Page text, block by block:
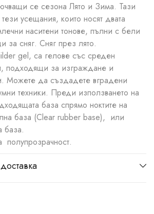
се сезона Лято и Зима. Тази
усещания, които носят двата
наситени тонове, пълни с бели
за сняг. Сняг през лято.
gel, са гелове със среден
подходящи за изграждане и
Можете да създадете вградени
техники. Преди използването на
база спрямо ноктите на
база (Clear rubber base), или
база.
полупрозрачност.